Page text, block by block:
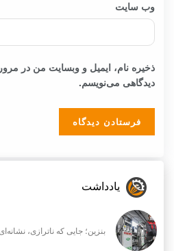
وب‌ سایت
ذخیره نام، ایمیل و وبسایت من در
دیدگاهی می‌نویسم.
یادداشت
بنزین؛ جایی که ناترازی،